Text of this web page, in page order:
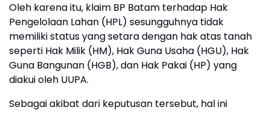
Oleh karena itu, klaim BP Batam terhadap Hak
Pengelolaan Lahan (HPL) sesungguhnya tidak
memiliki status yang setara dengan hak atas tanah
seperti Hak Milik (HM), Hak Guna Usaha (HGU), Hak
Guna Bangunan (HGB), dan Hak Pakai (HP) yang
diakui oleh UUPA.
Sebagai akibat dari keputusan tersebut, hal ini